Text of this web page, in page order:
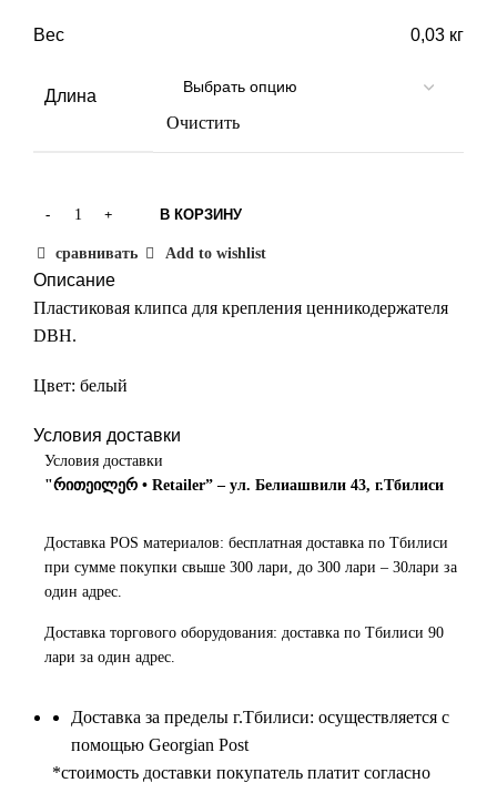
Вес 0,03 кг
Длина
Очистить
В КОРЗИНУ
сравнивать Add to wishlist
Описание
Пластиковая клипса для крепления ценникодержателя
DBH.
Цвет: белый
Условия доставки
Условия доставки
"რითეილერ • Retailer” – ул. Белиашвили 43, г.Тбилиси
Доставка POS материалов: бесплатная доставка по Тбилиси
при сумме покупки свыше 300 лари, до 300 лари – 30лари за
один адрес.
Доставка торгового оборудования: доставка по Тбилиси 90
лари за один адрес.
Доставка за пределы г.Тбилиси: осуществляется с
помощью Georgian Post
*cтоимость доставки покупатель платит согласно